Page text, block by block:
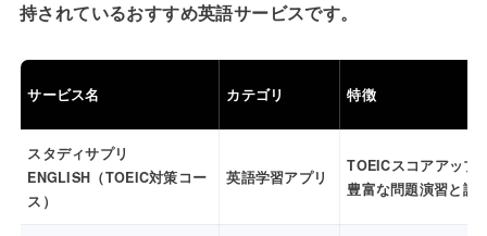
持されているおすすめ英語サービスです。
サービス名 カテゴリ 特徴
スタディサプリ
ENGLISH（TOEIC対策コー
ス）
英語学習アプリ
TOEICスコアアップ
豊富な問題演習と講